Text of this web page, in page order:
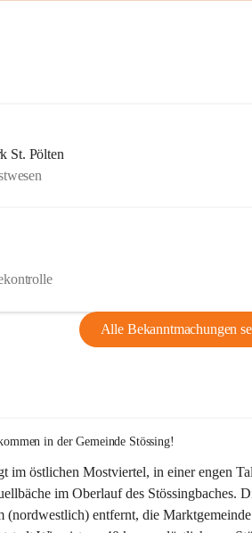
St. Pölten
Alle Bekanntmachungen
in der Gemeinde Stössing!
im östlichen Mostviertel, in einer engen
im Oberlauf des Stössingbaches.
(nordwestlich) entfernt, die